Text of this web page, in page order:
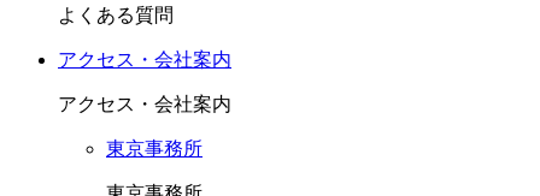
よくある質問
アクセス・会社案内
アクセス・会社案内
東京事務所